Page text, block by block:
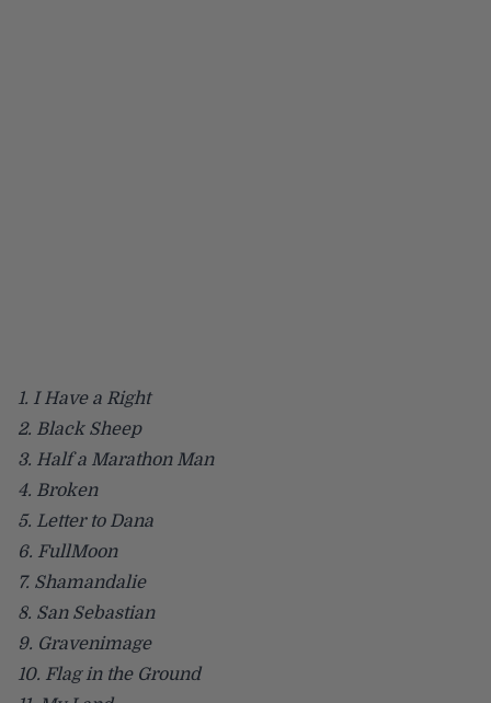
1. I Have a Right
2. Black Sheep
3. Half a Marathon Man
4. Broken
5. Letter to Dana
6. FullMoon
7. Shamandalie
8. San Sebastian
9. Gravenimage
10. Flag in the Ground